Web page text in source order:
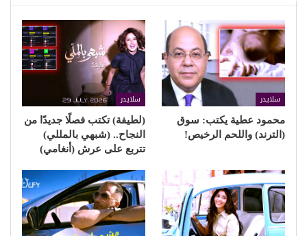
سلايدر
محمود عطية يكتب: سوق
(الترند) واللحم الرخيص!
سلايدر
(لطيفة) تكتب فصلًا جديدًا من
النجاح.. (شبهي بالمللي)
تتربع على عرش (أنغامي)